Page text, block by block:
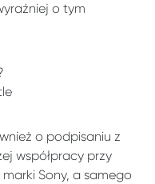
o tym
o podpisaniu z
współpracy przy
Sony, a samego